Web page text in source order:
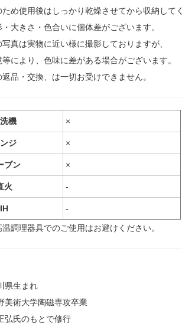
ため使用後はしっかり乾燥させてから収納して
・大きさ・色合いに個体差がございます。
写真は実物に近い様に撮影しておりますが、
により、色味に差がある場合がございます。
返品・交換、は一切お受けできません。
機 ×
ジ ×
ブン ×
火 -
IH -
調理器具でのご使用はお避けください。
県生まれ
術大学陶磁専攻卒業
のもとで修行